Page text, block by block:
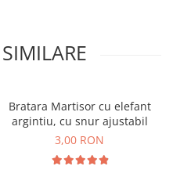
Bratara Martisor cu elefant
argintiu, cu snur ajustabil
3,00 RON